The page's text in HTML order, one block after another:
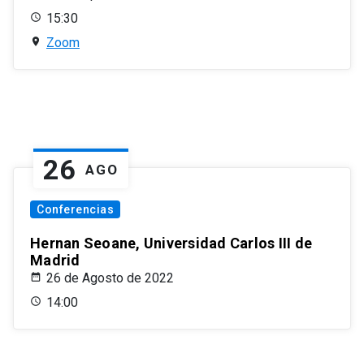
15:30
Zoom
26 AGO
Conferencias
Hernan Seoane, Universidad Carlos III de
Madrid
26 de Agosto de 2022
14:00